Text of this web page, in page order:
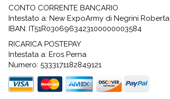
CONTO CORRENTE BANCARIO
Intestato a: New ExpoArmy di Negrini Roberta
IBAN: IT51R0306963423100000003584
RICARICA POSTEPAY
Intestata a: Eros Perna
Numero: 5333171182849121